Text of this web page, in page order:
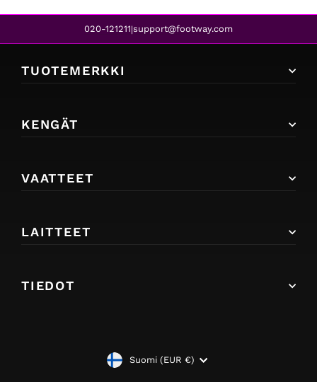
020-121211|support@footway.com
TUOTEMERKKI
KENGÄT
VAATTEET
LAITTEET
TIEDOT
VALUUTTA
Suomi (EUR €)